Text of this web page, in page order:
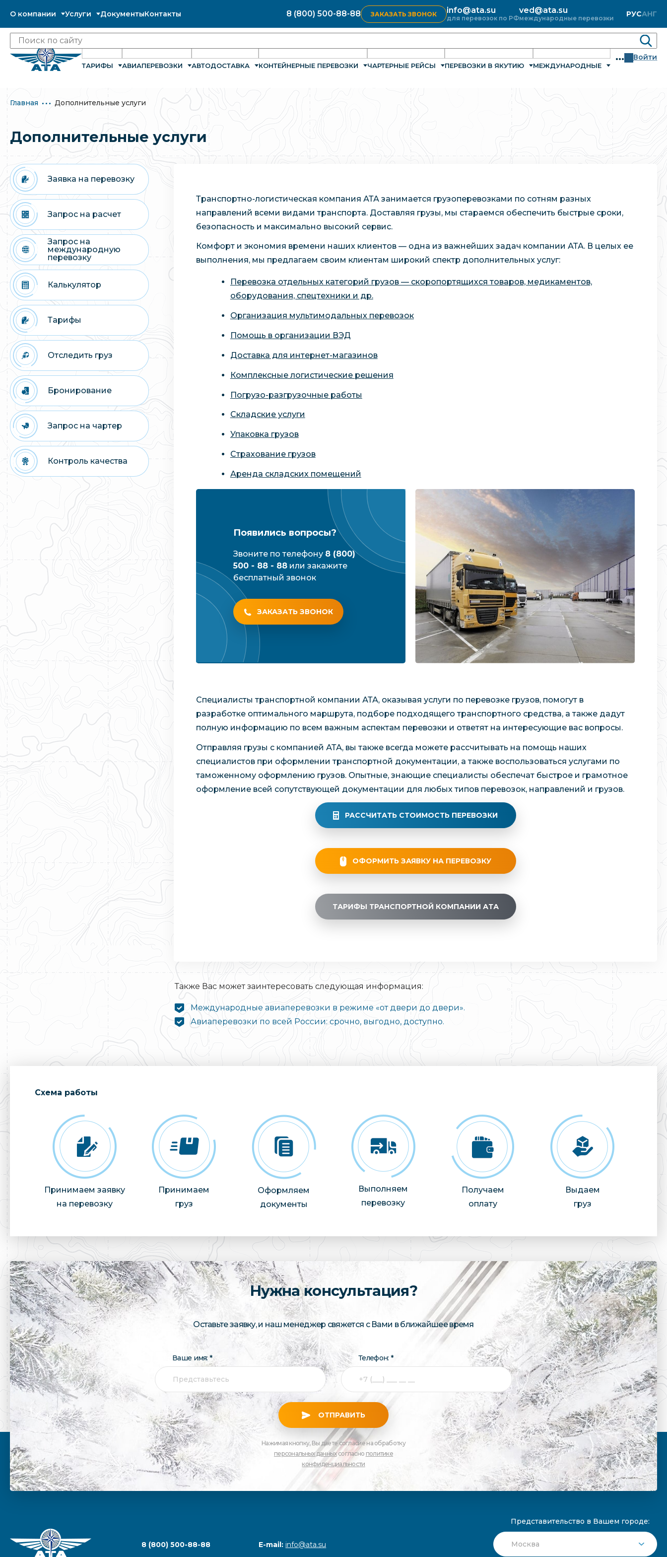
О компании Услуги ДокументыКонтакты 8 (800) 500-88-88 ЗАКАЗАТЬ ЗВОНОК info@ata.su
для перевозок по РФ
ved@ata.su
международные перевозки РУСАНГ
ТАРИФЫ АВИАПЕРЕВОЗКИ АВТОДОСТАВКА КОНТЕЙНЕРНЫЕ ПЕРЕВОЗКИ ЧАРТЕРНЫЕ РЕЙСЫ ПЕРЕВОЗКИ В ЯКУТИЮ МЕЖДУНАРОДНЫЕ
... Войти
Главная Дополнительные услуги
Дополнительные услуги
Заявка на перевозку
Запрос на расчет
Запрос на
международную
перевозку
Калькулятор
Тарифы
Отследить груз
Бронирование
Запрос на чартер
Контроль качества
Транспортно-логистическая компания АТА занимается грузоперевозками по сотням разных
направлений всеми видами транспорта. Доставляя грузы, мы стараемся обеспечить быстрые сроки,
безопасность и максимально высокий сервис.
Комфорт и экономия времени наших клиентов — одна из важнейших задач компании АТА. В целых ее
выполнения, мы предлагаем своим клиентам широкий спектр дополнительных услуг:
Перевозка отдельных категорий грузов — скоропортящихся товаров, медикаментов,
оборудования, спецтехники и др.
Организация мультимодальных перевозок
Помощь в организации ВЭД
Доставка для интернет-магазинов
Комплексные логистические решения
Погрузо-разгрузочные работы
Складские услуги
Упаковка грузов
Страхование грузов
Аренда складских помещений
Появились вопросы?
Звоните по телефону 8 (800)
500 - 88 - 88 или закажите
бесплатный звонок
ЗАКАЗАТЬ ЗВОНОК
Специалисты транспортной компании АТА, оказывая услуги по перевозке грузов, помогут в
разработке оптимального маршрута, подборе подходящего транспортного средства, а также дадут
полную информацию по всем важным аспектам перевозки и ответят на интересующие вас вопросы.
Отправляя грузы с компанией АТА, вы также всегда можете рассчитывать на помощь наших
специалистов при оформлении транспортной документации, а также воспользоваться услугами по
таможенному оформлению грузов. Опытные, знающие специалисты обеспечат быстрое и грамотное
оформление всей сопутствующей документации для любых типов перевозок, направлений и грузов.
РАССЧИТАТЬ СТОИМОСТЬ ПЕРЕВОЗКИ
ОФОРМИТЬ ЗАЯВКУ НА ПЕРЕВОЗКУ
ТАРИФЫ ТРАНСПОРТНОЙ КОМПАНИИ АТА
Также Вас может заинтересовать следующая информация:
Международные авиаперевозки в режиме «от двери до двери».
Авиаперевозки по всей России: срочно, выгодно, доступно.
Cхема работы
Принимаем заявку
на перевозку
Принимаем
груз
Оформляем
документы
Выполняем
перевозку
Получаем
оплату
Выдаем
груз
Нужна консультация?
Оставьте заявку, и наш менеджер свяжется с Вами в ближайшее время
Ваше имя: * Телефон: *
ОТПРАВИТЬ
Нажимая кнопку, Вы даете согласие на обработку
персональных данныхсогласно политике
конфиденциальности
8 (800) 500-88-88 E-mail:info@ata.su
Представительство в Вашем городе: